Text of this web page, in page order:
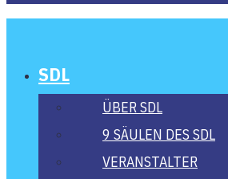
SDL
ÜBER SDL
9 SÄU­LEN DES SDL
VER­AN­STAL­TER